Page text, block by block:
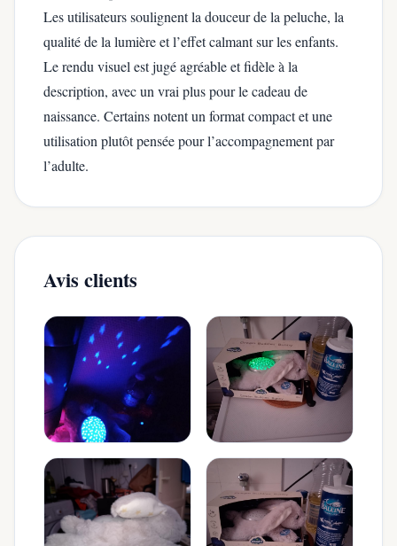
Les utilisateurs soulignent la douceur de la peluche, la
qualité de la lumière et l’effet calmant sur les enfants.
Le rendu visuel est jugé agréable et fidèle à la
description, avec un vrai plus pour le cadeau de
naissance. Certains notent un format compact et une
utilisation plutôt pensée pour l’accompagnement par
l’adulte.
Avis clients